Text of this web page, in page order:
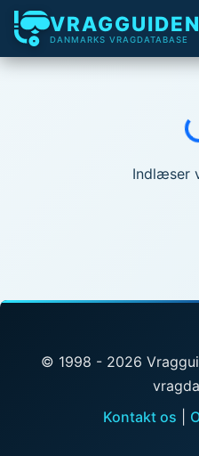
VRAGGUIDEN
DANMARKS VRAGDATABASE
Indlæser
© 1998 - 2026
Kontakt os